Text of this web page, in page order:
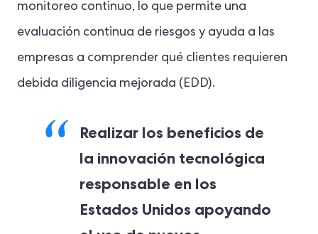
monitoreo continuo, lo que permite una
evaluación continua de riesgos y ayuda a las
empresas a comprender qué clientes requieren
debida diligencia mejorada (EDD).
Realizar los beneficios de
la innovación tecnológica
responsable en los
Estados Unidos apoyando